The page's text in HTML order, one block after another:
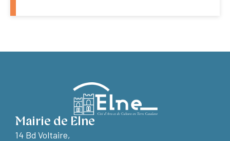
Mairie de Elne
14 Bd Voltaire,